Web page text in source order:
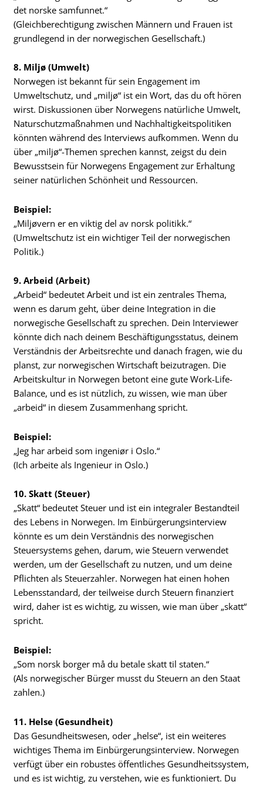
det norske samfunnet.“
(Gleichberechtigung zwischen Männern und Frauen ist
grundlegend in der norwegischen Gesellschaft.)
8. Miljø (Umwelt)
Norwegen ist bekannt für sein Engagement im
Umweltschutz, und „miljø“ ist ein Wort, das du oft hören
wirst. Diskussionen über Norwegens natürliche Umwelt,
Naturschutzmaßnahmen und Nachhaltigkeitspolitiken
könnten während des Interviews aufkommen. Wenn du
über „miljø“-Themen sprechen kannst, zeigst du dein
Bewusstsein für Norwegens Engagement zur Erhaltung
seiner natürlichen Schönheit und Ressourcen.
Beispiel:
„Miljøvern er en viktig del av norsk politikk.“
(Umweltschutz ist ein wichtiger Teil der norwegischen
Politik.)
9. Arbeid (Arbeit)
„Arbeid“ bedeutet Arbeit und ist ein zentrales Thema,
wenn es darum geht, über deine Integration in die
norwegische Gesellschaft zu sprechen. Dein Interviewer
könnte dich nach deinem Beschäftigungsstatus, deinem
Verständnis der Arbeitsrechte und danach fragen, wie du
planst, zur norwegischen Wirtschaft beizutragen. Die
Arbeitskultur in Norwegen betont eine gute Work-Life-
Balance, und es ist nützlich, zu wissen, wie man über
„arbeid“ in diesem Zusammenhang spricht.
Beispiel:
„Jeg har arbeid som ingeniør i Oslo.“
(Ich arbeite als Ingenieur in Oslo.)
10. Skatt (Steuer)
„Skatt“ bedeutet Steuer und ist ein integraler Bestandteil
des Lebens in Norwegen. Im Einbürgerungsinterview
könnte es um dein Verständnis des norwegischen
Steuersystems gehen, darum, wie Steuern verwendet
werden, um der Gesellschaft zu nutzen, und um deine
Pflichten als Steuerzahler. Norwegen hat einen hohen
Lebensstandard, der teilweise durch Steuern finanziert
wird, daher ist es wichtig, zu wissen, wie man über „skatt“
spricht.
Beispiel:
„Som norsk borger må du betale skatt til staten.“
(Als norwegischer Bürger musst du Steuern an den Staat
zahlen.)
11. Helse (Gesundheit)
Das Gesundheitswesen, oder „helse“, ist ein weiteres
wichtiges Thema im Einbürgerungsinterview. Norwegen
verfügt über ein robustes öffentliches Gesundheitssystem,
und es ist wichtig, zu verstehen, wie es funktioniert. Du